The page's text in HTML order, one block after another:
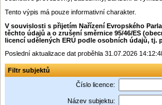
Tento výpis má pouze informativní charakter.
V souvislosti s přijetím Nařízení Evropského
těchto údajů a o zrušení směrnice 95/46/ES
licencí udělených ERÚ podle osobních údajů,
Poslední aktualizace dat proběhla 31.07.2026
Filtr subjektů
Číslo licence:
Název subjektu: